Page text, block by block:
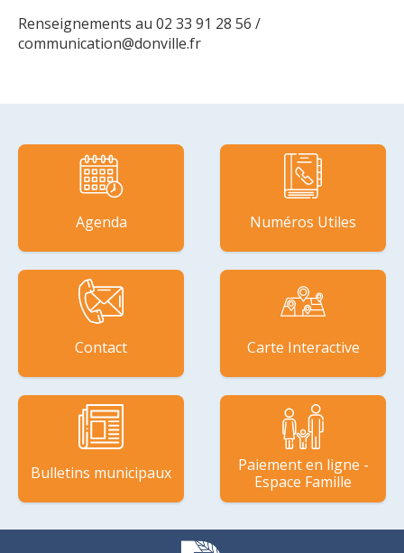
Renseignements au 02 33 91 28 56 /
communication@donville.fr
Agenda Numéros Utiles
Contact Carte Interactive
Bulletins municipaux
Paiement en ligne -
Espace Famille